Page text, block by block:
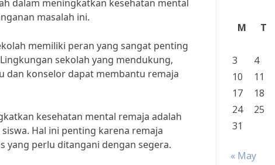
dalam meningkatkan kesehatan mental
masalah ini.
memiliki peran yang sangat penting
sekolah yang mendukung,
dan konselor dapat membantu remaja
kesehatan mental remaja adalah
Hal ini penting karena remaja
yang perlu ditangani dengan segera.
M
T
3
4
10
11
17
18
24
25
31
« May